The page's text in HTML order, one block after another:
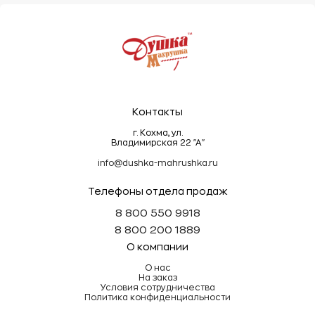
Контакты
г. Кохма, ул.
Владимирская 22 "А"
info@dushka-mahrushka.ru
Телефоны отдела продаж
8 800 550 9918
8 800 200 1889
О компании
О нас
На заказ
Условия сотрудничества
Политика конфиденциальности